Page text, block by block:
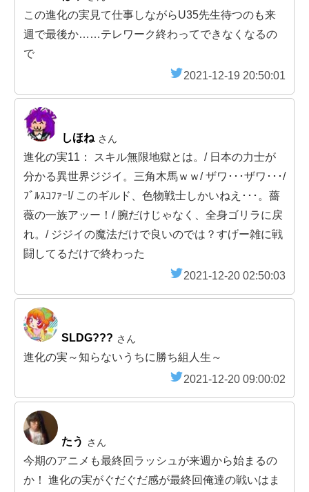
この進化の実見て仕事しながらU35先生待つのも来
週で最後か……テレワーク終わってできなくなるの
で
2021-12-19 20:50:01
しほね さん
進化の実11： スキル無限地獄とは。/ 日本の力士が
分かる異世界ジジイ。三角木馬ｗｗ/ ザワ･･･ザワ･･･/
ﾌﾞﾙｽｺﾌｧｰ!/ このギルド、色物戦士しかいねえ･･･。薔
薇の一族アッー！/ 腕だけじゃなく、全身ゴリラに戻
れ。/ ジジイの魔法だけで良いのでは？すげー雑に戦
闘してるだけで終わった
2021-12-20 02:50:03
SLDG??? さん
進化の実～知らないうちに勝ち組人生～
2021-12-20 09:00:02
たう さん
今期のアニメも最終回ラッシュが来週から始まるの
か！ 進化の実がぐだぐだ感が最終回俺達の戦いはま